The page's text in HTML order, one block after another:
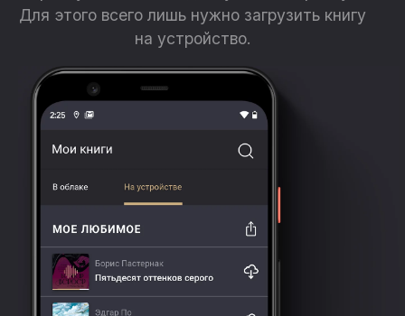
Для этого всего лишь нужно загрузить книгу
на устройство.